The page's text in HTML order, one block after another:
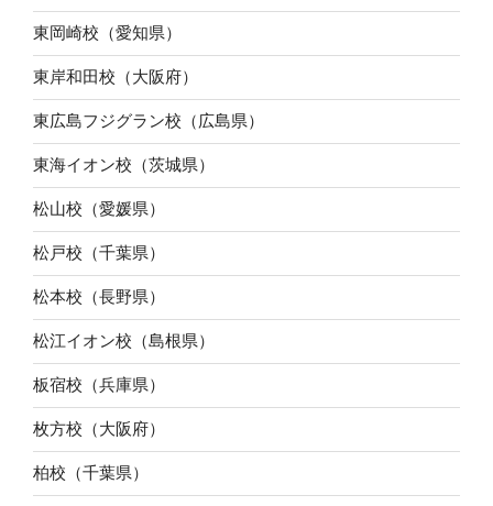
東岡崎校（愛知県）
東岸和田校（大阪府）
東広島フジグラン校（広島県）
東海イオン校（茨城県）
松山校（愛媛県）
松戸校（千葉県）
松本校（長野県）
松江イオン校（島根県）
板宿校（兵庫県）
枚方校（大阪府）
柏校（千葉県）